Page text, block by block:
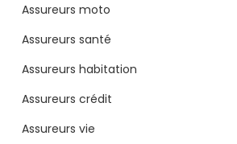
Assureurs moto
Assureurs santé
Assureurs habitation
Assureurs crédit
Assureurs vie